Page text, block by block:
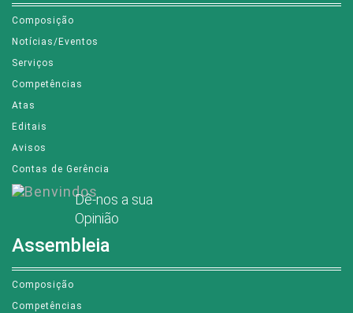
Composição
Notícias/Eventos
Serviços
Competências
Atas
Editais
Avisos
Contas de Gerência
Dê-nos a sua
Opinião
Assembleia
Composição
Competências